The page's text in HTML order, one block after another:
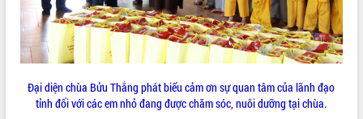
Thường trực HĐND tỉnh Đắk Lắk gặp
mặt Đoàn chuyên gia y tế TP. Hồ Chí
Minh
Lễ truy điệu và an táng hài cốt liệt sĩ
tại Nghĩa trang Liệt sĩ xã Sơn Hòa
Bàn giải pháp tháo gỡ khó khăn trong
THỐNG KÊ TRUY CẬP
Hôm nay: 4289
Tất cả: 66049612
Đại diện chùa Bửu Thắng phát biểu cảm ơn sự quan tâm của lãnh đạo
tỉnh đối với các em nhỏ đang được chăm sóc, nuôi dưỡng tại chùa.